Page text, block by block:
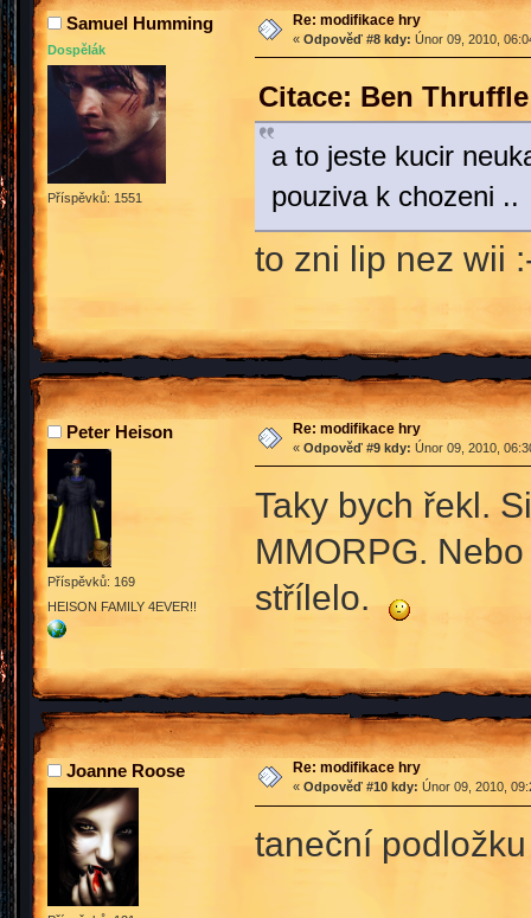
Samuel Humming
Dospělák
Příspěvků: 1551
Re: modifikace hry
« Odpověď #8 kdy: Únor 09, 2010,
Citace: Ben
a to jeste kucir
pouziva k chozeni ..
to zni lip nez wii
Peter Heison
Příspěvků: 169
HEISON FAMILY 4EVER!!
Re: modifikace hry
« Odpověď #9 kdy: Únor 09, 2010,
Taky bych řekl.
MMORPG.
střílelo.
Joanne Roose Re: modifikace hry
« Odpověď #10 kdy: Únor 09, 2010,
taneční